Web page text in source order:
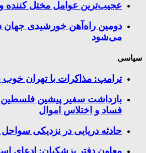
عجیب‌ترین عوامل مختل کننده
دومین راه‌آهن خورشیدی جهان
می‌شود
سیاسی
ترامپ: مذاکرات با تهران
بازداشت سفیر پیشین فلسطین
فساد و اختلاس اموال
حادثه دریایی در نزدیکی
معاون دفتر پزشکیان: ادعای